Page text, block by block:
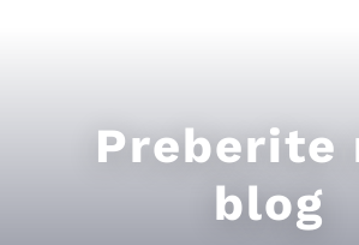
Preberite
blog